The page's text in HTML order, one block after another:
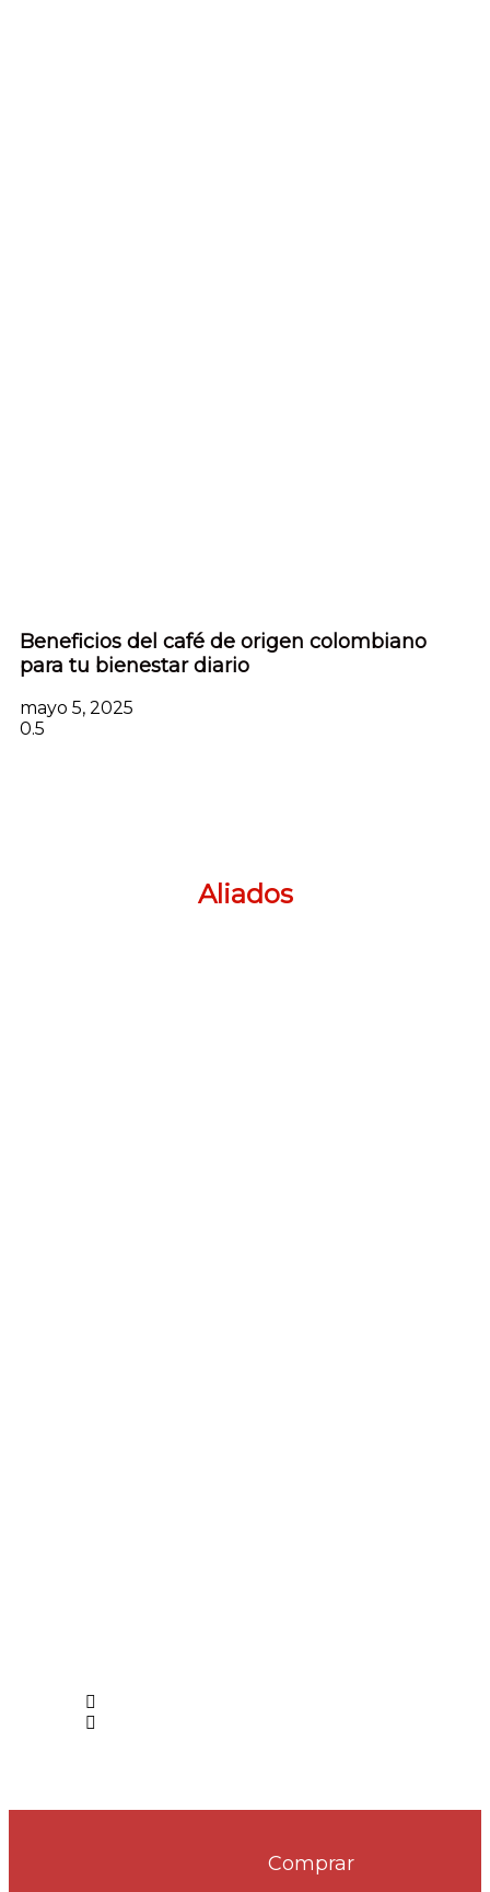
Beneficios del café de origen colombiano
para tu bienestar diario
mayo 5, 2025
Aliados
Comprar